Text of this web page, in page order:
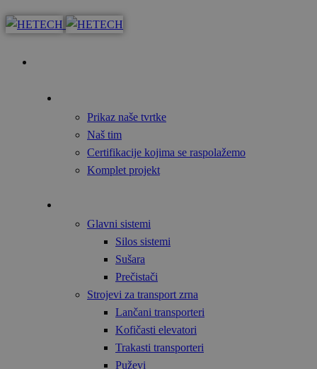
Prikaz naše tvrtke
Naš tim
Certifikacije kojima se raspolažemo
Komplet projekt
Glavni sistemi
Silos sistemi
Sušara
Prečistači
Strojevi za transport zrna
Lančani transporteri
Kofičasti elevatori
Trakasti transporteri
Puževi